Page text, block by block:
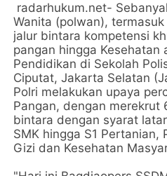
radarhukum.net-
Wanita (polwan),
jalur bintara kompetensi
pangan hingga Kesehatan
Pendidikan di Sekolah
Ciputat, Jakarta Selatan
Polri melakukan upaya
Pangan, dengan merekrut
bintara dengan syarat
SMK hingga S1 Pertanian,
Gizi dan Kesehatan